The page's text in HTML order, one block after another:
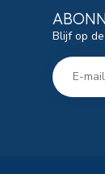
Blijf op